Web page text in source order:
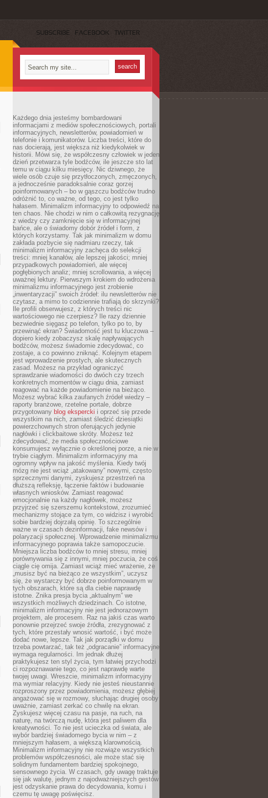
SUBSCRIBE FACEBOOK TWITTER
Każdego dnia jesteśmy bombardowani
informacjami z mediów społecznościowych, portali
informacyjnych, newsletterów, powiadomień w
telefonie i komunikatorów. Liczba treści, które do
nas docierają, jest większa niż kiedykolwiek w
historii. Mówi się, że współczesny człowiek w jeden
dzień przetwarza tyle bodźców, ile jeszcze sto lat
temu w ciągu kilku miesięcy. Nic dziwnego, że
wiele osób czuje się przytłoczonych, zmęczonych,
a jednocześnie paradoksalnie coraz gorzej
poinformowanych – bo w gąszczu bodźców trudno
odróżnić to, co ważne, od tego, co jest tylko
hałasem. Minimalizm informacyjny to odpowiedź na
ten chaos. Nie chodzi w nim o całkowitą rezygnację
z wiedzy czy zamknięcie się w informacyjnej
bańce, ale o świadomy dobór źródeł i form, z
których korzystamy. Tak jak minimalizm w domu
zakłada pozbycie się nadmiaru rzeczy, tak
minimalizm informacyjny zachęca do selekcji
treści: mniej kanałów, ale lepszej jakości; mniej
przypadkowych powiadomień, ale więcej
pogłębionych analiz; mniej scrollowania, a więcej
uważnej lektury. Pierwszym krokiem do wdrożenia
minimalizmu informacyjnego jest zrobienie
„inwentaryzacji” swoich źródeł: ilu newsletterów nie
czytasz, a mimo to codziennie trafiają do skrzynki?
Ile profili obserwujesz, z których treści nic
wartościowego nie czerpiesz? Ile razy dziennie
bezwiednie sięgasz po telefon, tylko po to, by
przewinąć ekran? Świadomość jest tu kluczowa –
dopiero kiedy zobaczysz skalę napływających
bodźców, możesz świadomie zdecydować, co
zostaje, a co powinno zniknąć. Kolejnym etapem
jest wprowadzenie prostych, ale skutecznych
zasad. Możesz na przykład ograniczyć
sprawdzanie wiadomości do dwóch czy trzech
konkretnych momentów w ciągu dnia, zamiast
reagować na każde powiadomienie na bieżąco.
Możesz wybrać kilka zaufanych źródeł wiedzy –
raporty branżowe, rzetelne portale, dobrze
przygotowany blog ekspercki i oprzeć się przede
wszystkim na nich, zamiast śledzić dziesiątki
powierzchownych stron oferujących jedynie
nagłówki i clickbaitowe skróty. Możesz też
zdecydować, że media społecznościowe
konsumujesz wyłącznie o określonej porze, a nie w
trybie ciągłym. Minimalizm informacyjny ma
ogromny wpływ na jakość myślenia. Kiedy twój
mózg nie jest wciąż „atakowany” nowymi, często
sprzecznymi danymi, zyskujesz przestrzeń na
dłuższą refleksję, łączenie faktów i budowanie
własnych wniosków. Zamiast reagować
emocjonalnie na każdy nagłówek, możesz
przyjrzeć się szerszemu kontekstowi, zrozumieć
mechanizmy stojące za tym, co widzisz i wyrobić
sobie bardziej dojrzałą opinię. To szczególnie
ważne w czasach dezinformacji, fake newsów i
polaryzacji społecznej. Wprowadzenie minimalizmu
informacyjnego poprawia także samopoczucie.
Mniejsza liczba bodźców to mniej stresu, mniej
porównywania się z innymi, mniej poczucia, że coś
ciągle cię omija. Zamiast wciąż mieć wrażenie, że
„musisz być na bieżąco ze wszystkim”, uczysz
się, że wystarczy być dobrze poinformowanym w
tych obszarach, które są dla ciebie naprawdę
istotne. Znika presja bycia „aktualnym” we
wszystkich możliwych dziedzinach. Co istotne,
minimalizm informacyjny nie jest jednorazowym
projektem, ale procesem. Raz na jakiś czas warto
ponownie przejrzeć swoje źródła, zrezygnować z
tych, które przestały wnosić wartość, i być może
dodać nowe, lepsze. Tak jak porządki w domu
trzeba powtarzać, tak też „odgracanie” informacyjne
wymaga regularności. Im jednak dłużej
praktykujesz ten styl życia, tym łatwiej przychodzi
ci rozpoznawanie tego, co jest naprawdę warte
twojej uwagi. Wreszcie, minimalizm informacyjny
ma wymiar relacyjny. Kiedy nie jesteś nieustannie
rozproszony przez powiadomienia, możesz głębiej
angażować się w rozmowy, słuchając drugiej osoby
uważnie, zamiast zerkać co chwilę na ekran.
Zyskujesz więcej czasu na pasje, na ruch, na
naturę, na twórczą nudę, która jest paliwem dla
kreatywności. To nie jest ucieczka od świata, ale
wybór bardziej świadomego bycia w nim – z
mniejszym hałasem, a większą klarownością.
Minimalizm informacyjny nie rozwiąże wszystkich
problemów współczesności, ale może stać się
solidnym fundamentem bardziej spokojnego,
sensownego życia. W czasach, gdy uwagę traktuje
się jak walutę, jednym z najodważniejszych gestów
jest odzyskanie prawa do decydowania, komu i
czemu tę uwagę poświęcisz.